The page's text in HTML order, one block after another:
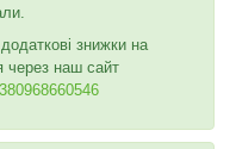
знижки на
через наш сайт